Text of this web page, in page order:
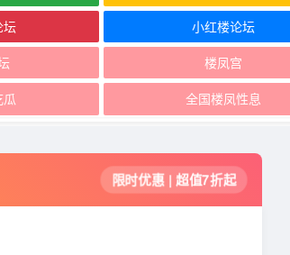
坛 小红楼论坛
楼凤宫
全国楼凤性息
限时优惠 | 超值7折起